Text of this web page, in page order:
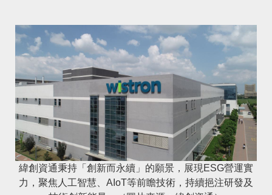
緯創資通秉持「創新而永續」的願景，展現ESG營運實
力，聚焦人工智慧、AIoT等前瞻技術，持續挹注研發及